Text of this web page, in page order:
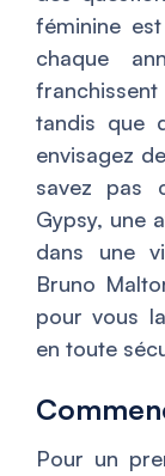
féminine
chaque
tandis que
envisagez
savez pas
Gypsy, une
dans une
Bruno
pour vous
en toute
Pour un